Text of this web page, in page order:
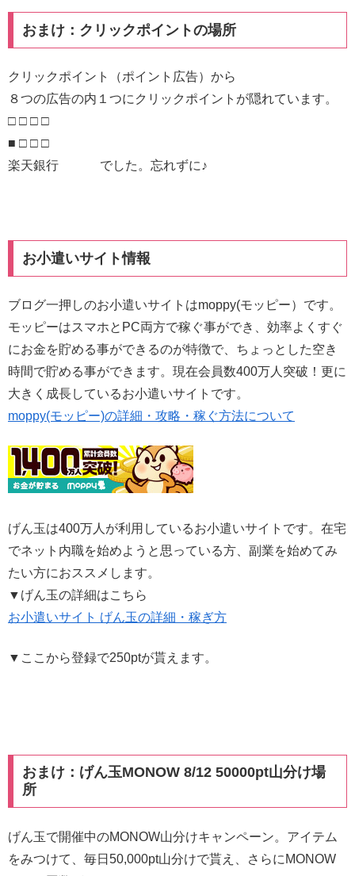
おまけ：クリックポイントの場所
クリックポイント（ポイント広告）から
８つの広告の内１つにクリックポイントが隠れています。
□ □ □ □
■ □ □ □
楽天銀行 でした。忘れずに♪
お小遣いサイト情報
ブログ一押しのお小遣いサイトはmoppy(モッピー）です。
モッピーはスマホとPC両方で稼ぐ事ができ、効率よくすぐ
にお金を貯める事ができるのが特徴で、ちょっとした空き
時間で貯める事ができます。現在会員数400万人突破！更に
大きく成長しているお小遣いサイトです。
moppy(モッピー)の詳細・攻略・稼ぐ方法について
げん玉は400万人が利用しているお小遣いサイトです。在宅
でネット内職を始めようと思っている方、副業を始めてみ
たい方におススメします。
▼げん玉の詳細はこちら
お小遣いサイト げん玉の詳細・稼ぎ方
▼ここから登録で250ptが貰えます。
おまけ：げん玉MONOW 8/12 50000pt山分け場
所
げん玉で開催中のMONOW山分けキャンペーン。アイテム
をみつけて、毎日50,000pt山分けで貰え、さらにMONOW